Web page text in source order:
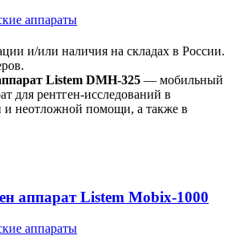
аппараты
и/или наличия на складах в России.
Listem DMH-325 — мобильный
для рентген-исследований в
и неотложной помощи, а также в
аппарат Listem Mobix-1000
аппараты